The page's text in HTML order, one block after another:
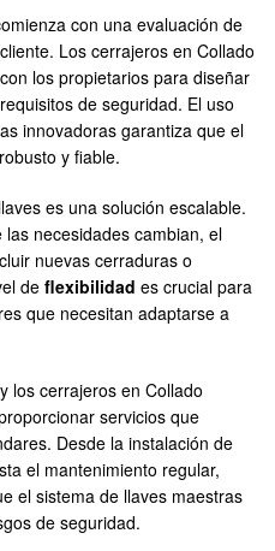
con una evaluación de
Los cerrajeros en Collado
los propietarios para diseñar
de seguridad. El uso
innovadoras garantiza que el
y fiable.
es una solución escalable.
necesidades cambian, el
nuevas cerraduras o
de flexibilidad es crucial para
que necesitan adaptarse a
los cerrajeros en Collado
servicios que
Desde la instalación de
el mantenimiento regular,
el sistema de llaves maestras
de seguridad.